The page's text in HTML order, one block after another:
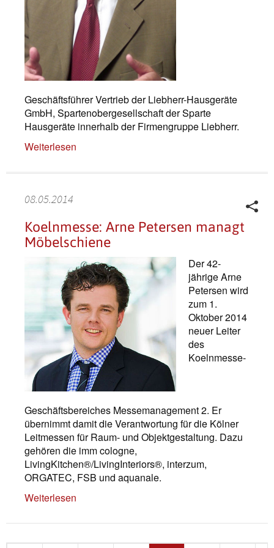
Geschäftsführer Vertrieb der Liebherr-Hausgeräte
GmbH, Spartenobergesellschaft der Sparte
Hausgeräte innerhalb der Firmengruppe Liebherr.
Weiterlesen
08.05.2014
Koelnmesse: Arne Petersen managt
Möbelschiene
Der 42-
jährige Arne
Petersen wird
zum 1.
Oktober 2014
neuer Leiter
des
Koelnmesse-
Geschäftsbereiches Messemanagement 2. Er
übernimmt damit die Verantwortung für die Kölner
Leitmessen für Raum- und Objektgestaltung. Dazu
gehören die imm cologne,
LivingKitchen®/LivingInteriors®, interzum,
ORGATEC, FSB und aquanale.
Weiterlesen